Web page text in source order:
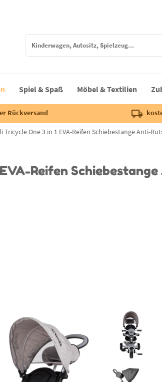
Spiel & Spaß Möbel & Textilien
Rückversand
Tricycle One 3 in 1 EVA-Reifen Schiebestange Anti-
Reifen